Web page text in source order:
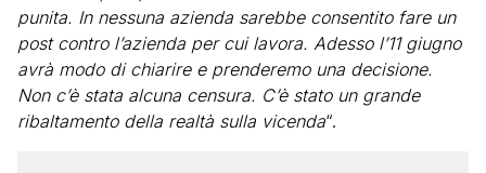
punita. In nessuna azienda sarebbe consentito fare un
post contro l’azienda per cui lavora. Adesso l’11 giugno
avrà modo di chiarire e prenderemo una decisione.
Non c’è stata alcuna censura. C’è stato un grande
ribaltamento della realtà sulla vicenda“.